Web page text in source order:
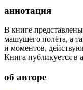
аннотация
В книге
машущего полёта, а
и моментов,
Книга публикуется в
об авторе